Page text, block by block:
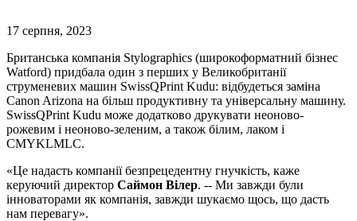
17 серпня, 2023
Британська компанія Stylographics (широкоформатний бізнес
Watford) придбала один з перших у Великобританії
струменевих машин SwissQPrint Kudu: відбудеться заміна
Canon Arizona на більш продуктивну та універсальну машину.
SwissQPrint Kudu може додатково друкувати неоново-
рожевим і неоново-зеленим, а також білим, лаком і
CMYKLMLC.
«Це надасть компанії безпрецедентну гнучкість, каже
керуючий директор Саймон Вілер. -- Ми завжди були
інноваторами як компанія, завжди шукаємо щось, що дасть
нам перевагу».